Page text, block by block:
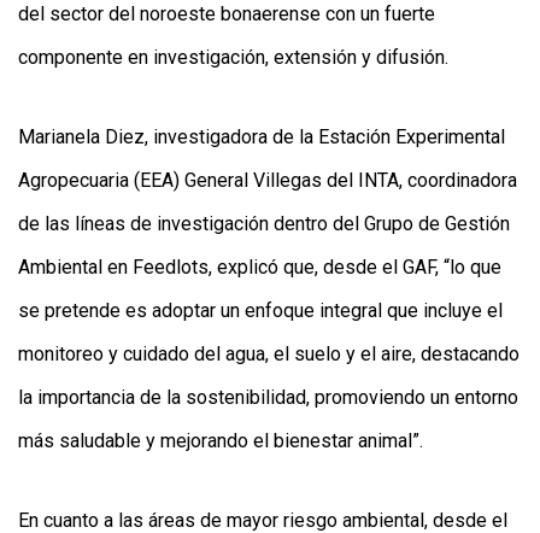
del sector del noroeste bonaerense con un fuerte
componente en investigación, extensión y difusión.
Marianela Diez, investigadora de la Estación Experimental
Agropecuaria (EEA) General Villegas del INTA, coordinadora
de las líneas de investigación dentro del Grupo de Gestión
Ambiental en Feedlots, explicó que, desde el GAF, “lo que
se pretende es adoptar un enfoque integral que incluye el
monitoreo y cuidado del agua, el suelo y el aire, destacando
la importancia de la sostenibilidad, promoviendo un entorno
más saludable y mejorando el bienestar animal”.
En cuanto a las áreas de mayor riesgo ambiental, desde el